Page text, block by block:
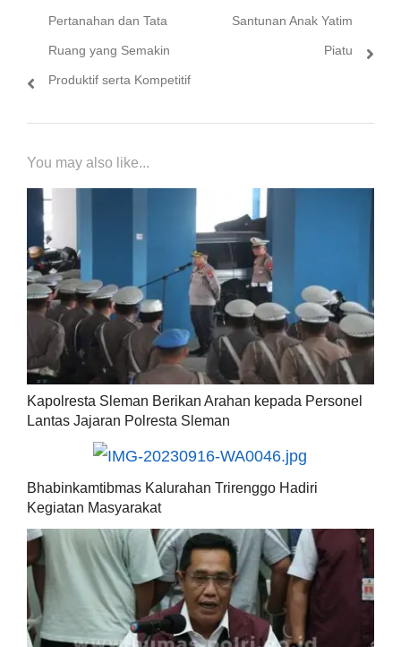
Pertanahan dan Tata
Ruang yang Semakin
Produktif serta Kompetitif
Santunan Anak Yatim
Piatu
You may also like...
Kapolresta Sleman Berikan Arahan kepada Personel
Lantas Jajaran Polresta Sleman
Bhabinkamtibmas Kalurahan Trirenggo Hadiri
Kegiatan Masyarakat